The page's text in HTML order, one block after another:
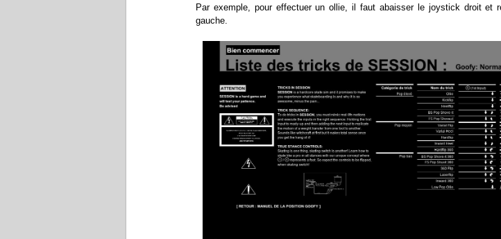
Par exemple, pour effectuer un ollie, il faut abaisser le joystick droit et
gauche.